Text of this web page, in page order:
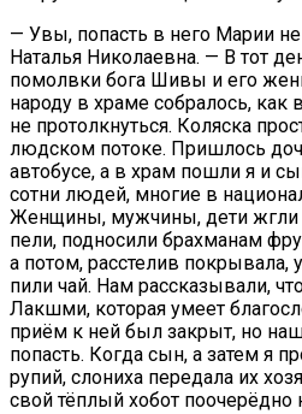
— Увы, попасть в него Марии
Наталья Николаевна. — В тот
помолвки бога Шивы и его
народу в храме собралось, как
не протолкнуться. Коляска
людском потоке. Пришлось
автобусе, а в храм пошли я и
сотни людей, многие в
Женщины, мужчины, дети жгли
пели, подносили брахманам
а потом, расстелив покрывала,
пили чай. Нам рассказывали,
Лакшми, которая умеет
приём к ней был закрыт, но
попасть. Когда сын, а затем я
рупий, слониха передала их
свой тёплый хобот поочерёдно